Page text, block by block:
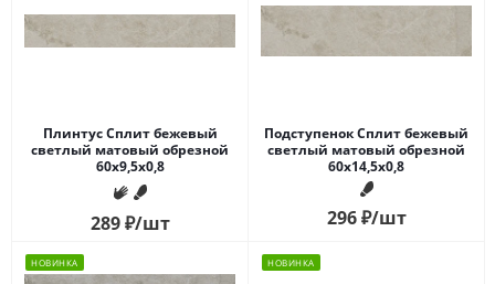
Плинтус Сплит бежевый
светлый матовый обрезной
60x9,5x0,8
289₽/шт
Подступенок Сплит бежевый
светлый матовый обрезной
60x14,5x0,8
296₽/шт
НОВИНКА НОВИНКА